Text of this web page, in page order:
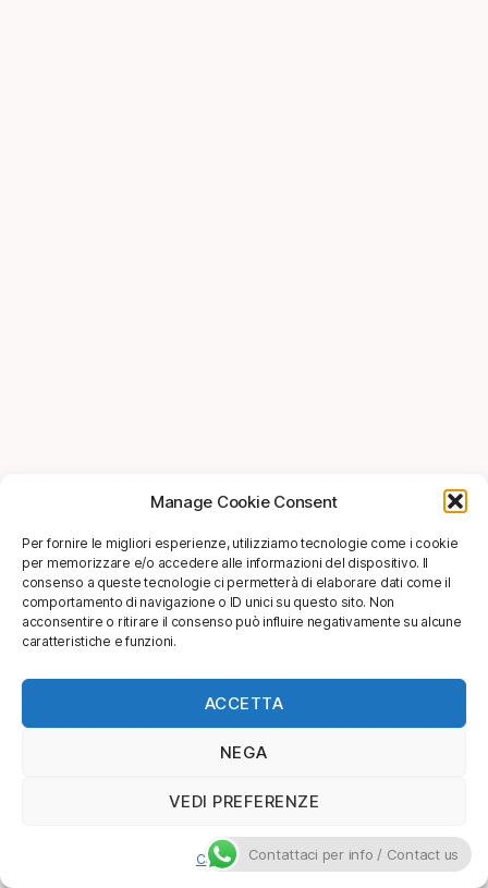
Manage Cookie Consent
Per fornire le migliori esperienze, utilizziamo tecnologie come i cookie
per memorizzare e/o accedere alle informazioni del dispositivo. Il
consenso a queste tecnologie ci permetterà di elaborare dati come il
comportamento di navigazione o ID unici su questo sito. Non
acconsentire o ritirare il consenso può influire negativamente su alcune
caratteristiche e funzioni.
ACCETTA
NEGA
VEDI PREFERENZE
Cookie PolicyContattaci per info / Contact us